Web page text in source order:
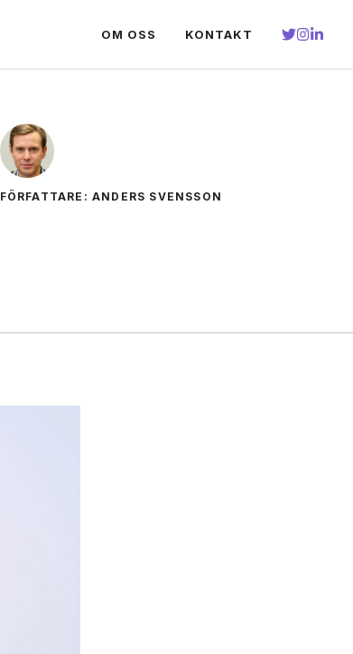
OM OSS KONTAKT
FÖRFATTARE: ANDERS SVENSSON